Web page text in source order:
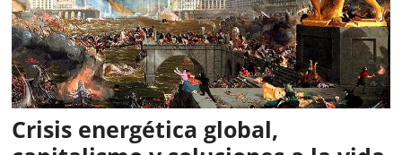
Crisis energética global,